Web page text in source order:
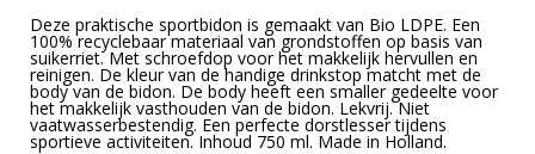
Deze praktische sportbidon is gemaakt van Bio LDPE. Een
100% recyclebaar materiaal van grondstoffen op basis van
suikerriet. Met schroefdop voor het makkelijk hervullen en
reinigen. De kleur van de handige drinkstop matcht met de
body van de bidon. De body heeft een smaller gedeelte voor
het makkelijk vasthouden van de bidon. Lekvrij. Niet
vaatwasserbestendig. Een perfecte dorstlesser tijdens
sportieve activiteiten. Inhoud 750 ml. Made in Holland.